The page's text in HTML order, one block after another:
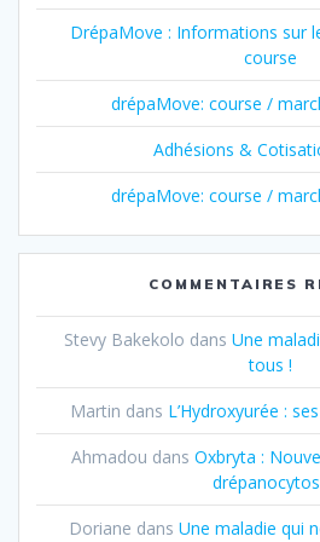
DrépaMove : Informations sur
course
drépaMove: course /
Adhésions &
drépaMove: course /
COMMENTAIRES
Stevy Bakekolo dans Une
tous !
Martin dans L’Hydroxyurée :
Ahmadou dans Oxbryta :
Doriane dans Une maladie qui